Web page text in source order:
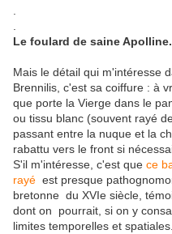
Le foulard de saine Apolline.
Mais le détail qui m'intéresse
Brennilis, c'est sa coiffure : à
que porte la Vierge dans le
ou tissu blanc (souvent rayé
passant entre la nuque et la
rabattu vers le front si
S'il m'intéresse, c'est que ce
rayé est presque
bretonne du XVIe siècle,
dont on pourrait, si on y
limites temporelles et